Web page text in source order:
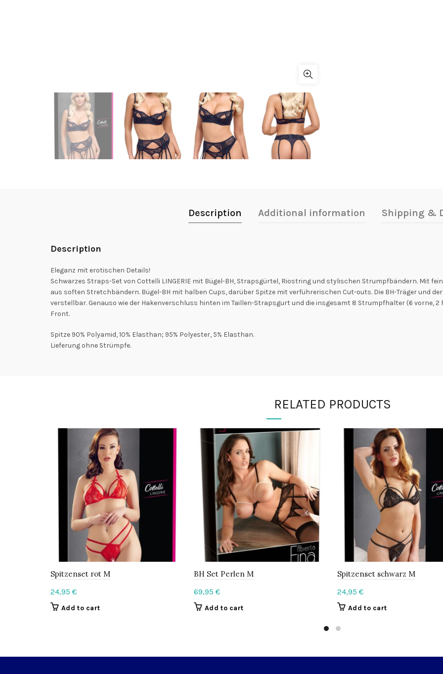
Description Additional information Shipping &
Description
Eleganz mit erotischen Details!
Schwarzes Straps-Set von Cottelli LINGERIE mit Bügel-BH, Strapsgürtel, Riostring und stylischen Strumpfbändern. Mit
aus soften Stretchbändern. Bügel-BH mit halben Cups, darüber Spitze mit verführerischen Cut-outs. Die BH-Träger und
verstellbar. Genauso wie der Hakenverschluss hinten im Taillen-Strapsgurt und die insgesamt 8 Strumpfhalter (6 vorne,
Front.
Spitze 90% Polyamid, 10% Elasthan; 95% Polyester, 5% Elasthan.
Lieferung ohne Strümpfe.
RELATED PRODUCTS
Spitzenset rot M
24,95 €
Add to cart
BH Set Perlen M
69,95 €
Add to cart
Spitzenset schwarz M
24,95 €
Add to cart